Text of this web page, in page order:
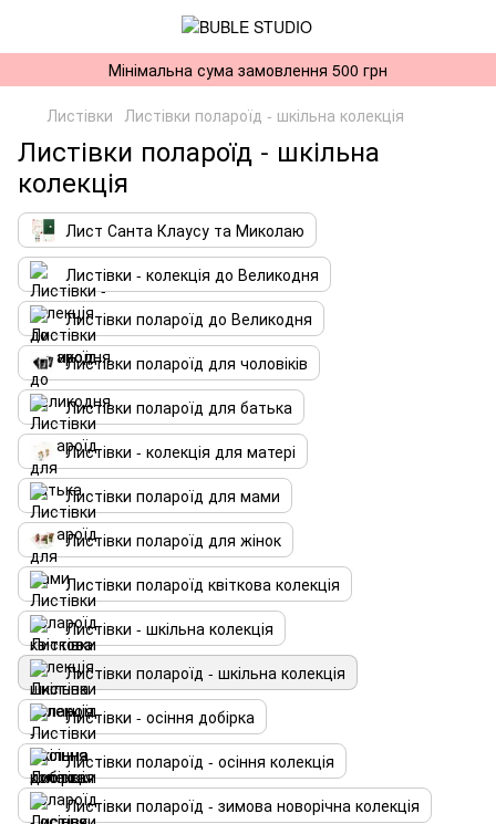
Мінімальна сума замовлення 500 грн
Листівки Листівки полароїд - шкільна колекція
Листівки полароїд - шкільна
колекція
Лист Санта Клаусу та Миколаю
Листівки - колекція до Великодня
Листівки полароїд до Великодня
Листівки полароїд для чоловіків
Листівки полароїд для батька
Листівки - колекція для матері
Листівки полароїд для мами
Листівки полароїд для жінок
Листівки полароїд квіткова колекція
Листівки - шкільна колекція
Листівки полароїд - шкільна колекція
Листівки - осіння добірка
Листівки полароїд - осіння колекція
Листівки полароїд - зимова новорічна колекція